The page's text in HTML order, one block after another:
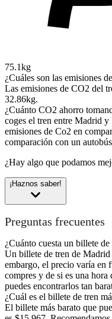
75.1kg
¿Cuáles son las emisiones
Las emisiones de CO2 del
32.86kg.
¿Cuánto CO2 ahorro
coges el tren entre Madrid
emisiones de Co2 en
comparación con un
¿Hay algo que podamos
¡Haznos saber!
Preguntas frecuentes
¿Cuánto cuesta un billete
Un billete de tren de Madrid
embargo, el precio varía en
compres y de si es una
puedes encontrarlos tan
¿Cuál es el billete de tren
El billete más barato que